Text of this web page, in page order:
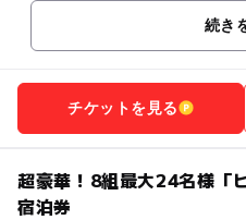
続き
チケットを見る
超豪華！8組最大24名様「
宿泊券